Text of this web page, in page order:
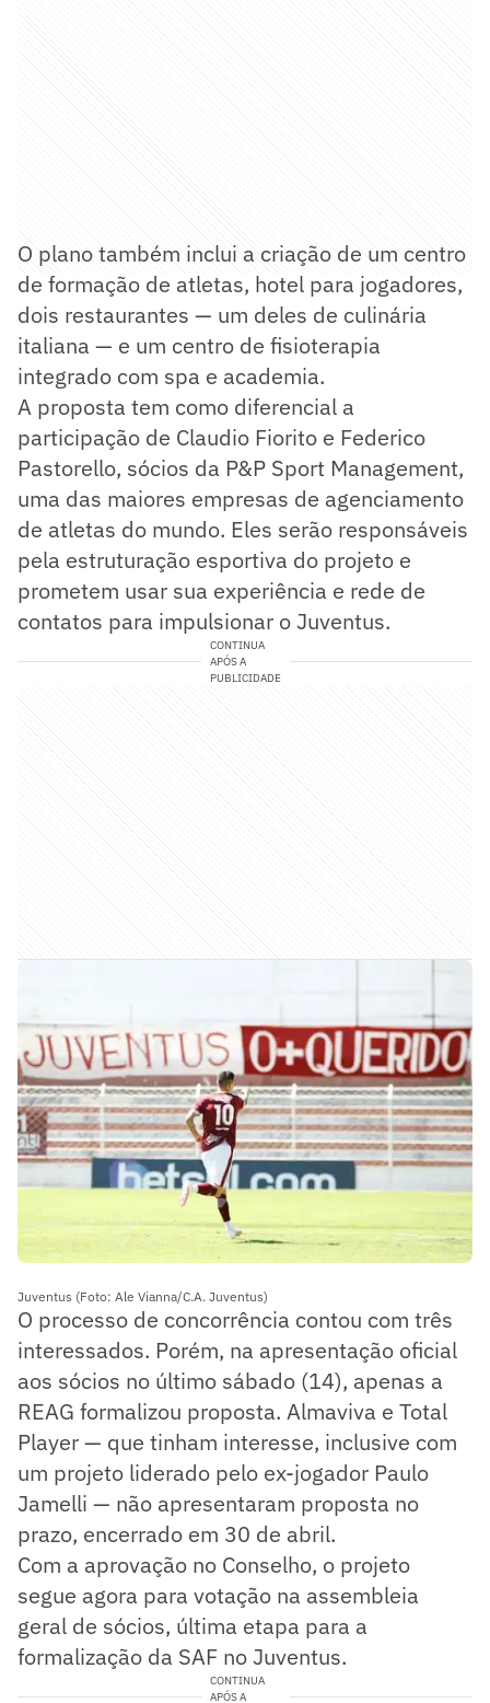
O plano também inclui a criação de um centro
de formação de atletas, hotel para jogadores,
dois restaurantes — um deles de culinária
italiana — e um centro de fisioterapia
integrado com spa e academia.
A proposta tem como diferencial a
participação de Claudio Fiorito e Federico
Pastorello, sócios da P&P Sport Management,
uma das maiores empresas de agenciamento
de atletas do mundo. Eles serão responsáveis
pela estruturação esportiva do projeto e
prometem usar sua experiência e rede de
contatos para impulsionar o Juventus.
CONTINUA
APÓS A
PUBLICIDADE
Juventus (Foto: Ale Vianna/C.A. Juventus)
O processo de concorrência contou com três
interessados. Porém, na apresentação oficial
aos sócios no último sábado (14), apenas a
REAG formalizou proposta. Almaviva e Total
Player — que tinham interesse, inclusive com
um projeto liderado pelo ex-jogador Paulo
Jamelli — não apresentaram proposta no
prazo, encerrado em 30 de abril.
Com a aprovação no Conselho, o projeto
segue agora para votação na assembleia
geral de sócios, última etapa para a
formalização da SAF no Juventus.
CONTINUA
APÓS A